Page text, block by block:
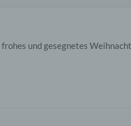
und gesegnetes